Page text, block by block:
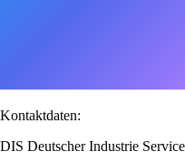
Kontaktdaten:
DIS Deutscher Industrie